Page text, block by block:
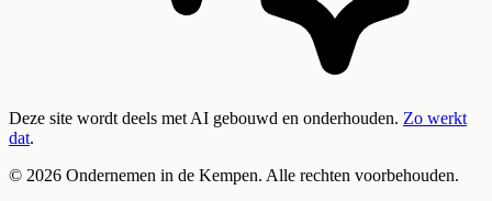
Deze site wordt deels met AI gebouwd en onderhouden. Zo werkt
dat.
© 2026 Ondernemen in de Kempen. Alle rechten voorbehouden.